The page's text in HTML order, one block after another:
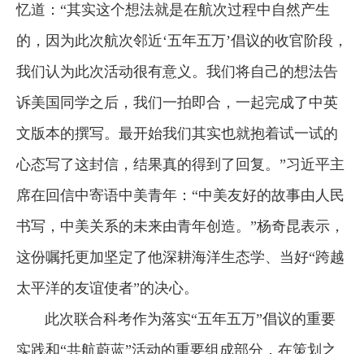
忆道：“其实这个想法就是在航次过程中自然产生
的，因为此次航次邻近‘五年五万’倡议的收官阶段，
我们认为此次活动很有意义。我们将自己的想法告
诉美国同学之后，我们一拍即合，一起完成了中英
文版本的撰写。最开始我们其实也就抱着试一试的
心态写了这封信，结果真的得到了回复。”习近平主
席在回信中寄语中美青年：“中美友好的故事由人民
书写，中美关系的未来由青年创造。”杨奇昆表示，
这份嘱托更加坚定了他深耕海洋生态学、当好“跨越
太平洋的友谊使者”的决心。
此次联合科考作为落实“五年五万”倡议的重要
实践和“共航蔚蓝”活动的重要组成部分，在策划之